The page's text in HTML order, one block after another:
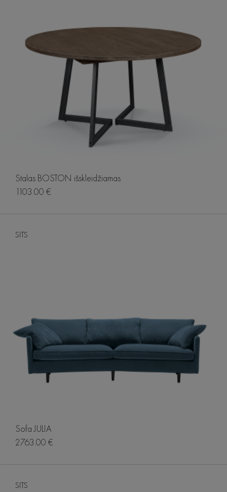
Stalas BOSTON išskleidžiamas
1103.00 €
SITS
Sofa JULIA
2763.00 €
SITS